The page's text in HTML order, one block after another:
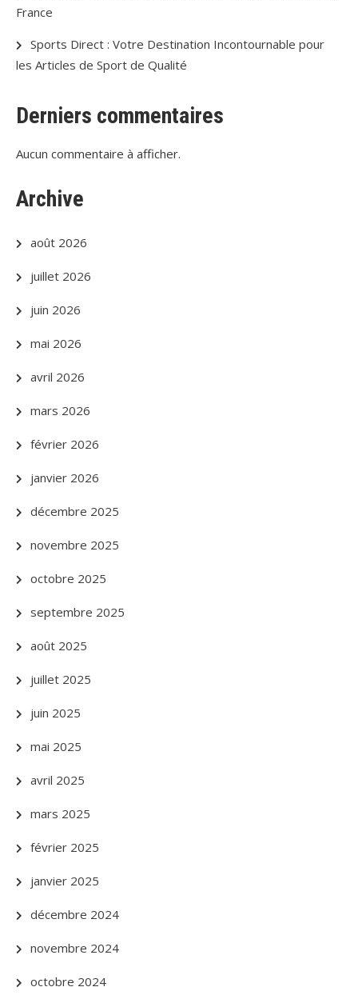
France
Sports Direct : Votre Destination Incontournable pour
les Articles de Sport de Qualité
Derniers commentaires
Aucun commentaire à afficher.
Archive
août 2026
juillet 2026
juin 2026
mai 2026
avril 2026
mars 2026
février 2026
janvier 2026
décembre 2025
novembre 2025
octobre 2025
septembre 2025
août 2025
juillet 2025
juin 2025
mai 2025
avril 2025
mars 2025
février 2025
janvier 2025
décembre 2024
novembre 2024
octobre 2024